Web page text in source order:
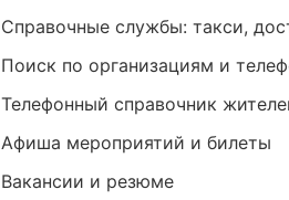
Справочные службы: такси,
Поиск по организациям и
Телефонный справочник
Афиша мероприятий и билеты
Вакансии и резюме